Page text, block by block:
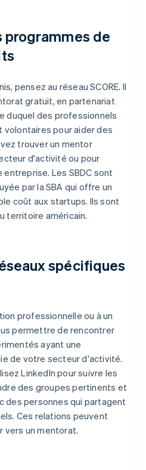
programmes de
pensez au réseau SCORE. Il
gratuit, en partenariat
duquel des professionnels
pour aider des
trouver un mentor
d'activité ou pour
Les SBDC sont
par la SBA qui offre un
coût aux startups. Ils sont
territoire américain.
spécifiques
professionnelle ou à un
permettre de rencontrer
ayant une
de votre secteur d'activité.
LinkedIn pour suivre les
des groupes pertinents et
des personnes qui partagent
Ces relations peuvent
vers un mentorat.